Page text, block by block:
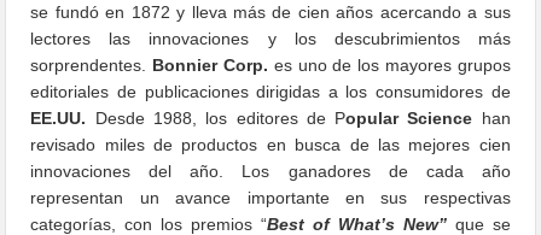
se fundó en 1872 y lleva más de cien años acercando a sus
lectores las innovaciones y los descubrimientos más
sorprendentes. Bonnier Corp. es uno de los mayores grupos
editoriales de publicaciones dirigidas a los consumidores de
EE.UU. Desde 1988, los editores de Popular Science han
revisado miles de productos en busca de las mejores cien
innovaciones del año. Los ganadores de cada año
representan un avance importante en sus respectivas
categorías, con los premios “Best of What’s New”que se